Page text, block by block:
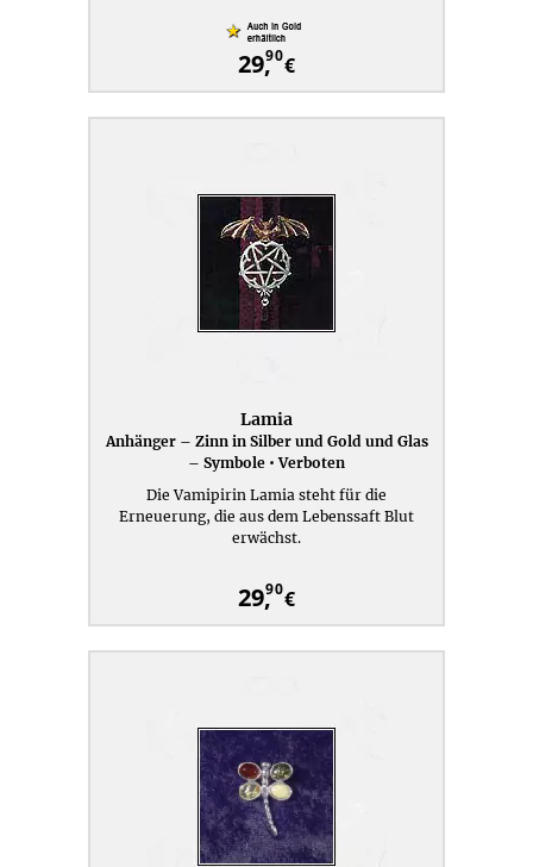
29,90€
Lamia
Anhänger – Zinn in Silber und Gold und Glas
– Symbole • Verboten
Die Vamipirin Lamia steht für die
Erneuerung, die aus dem Lebenssaft Blut
erwächst.
29,90€